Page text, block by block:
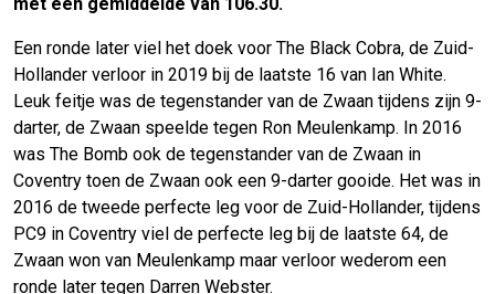
Een ronde later viel het doek voor The Black Cobra, de Zuid-
Hollander verloor in 2019 bij de laatste 16 van Ian White.
Leuk feitje was de tegenstander van de Zwaan tijdens zijn 9-
darter, de Zwaan speelde tegen Ron Meulenkamp. In 2016
was The Bomb ook de tegenstander van de Zwaan in
Coventry toen de Zwaan ook een 9-darter gooide. Het was in
2016 de tweede perfecte leg voor de Zuid-Hollander, tijdens
PC9 in Coventry viel de perfecte leg bij de laatste 64, de
Zwaan won van Meulenkamp maar verloor wederom een
ronde later tegen Darren Webster.